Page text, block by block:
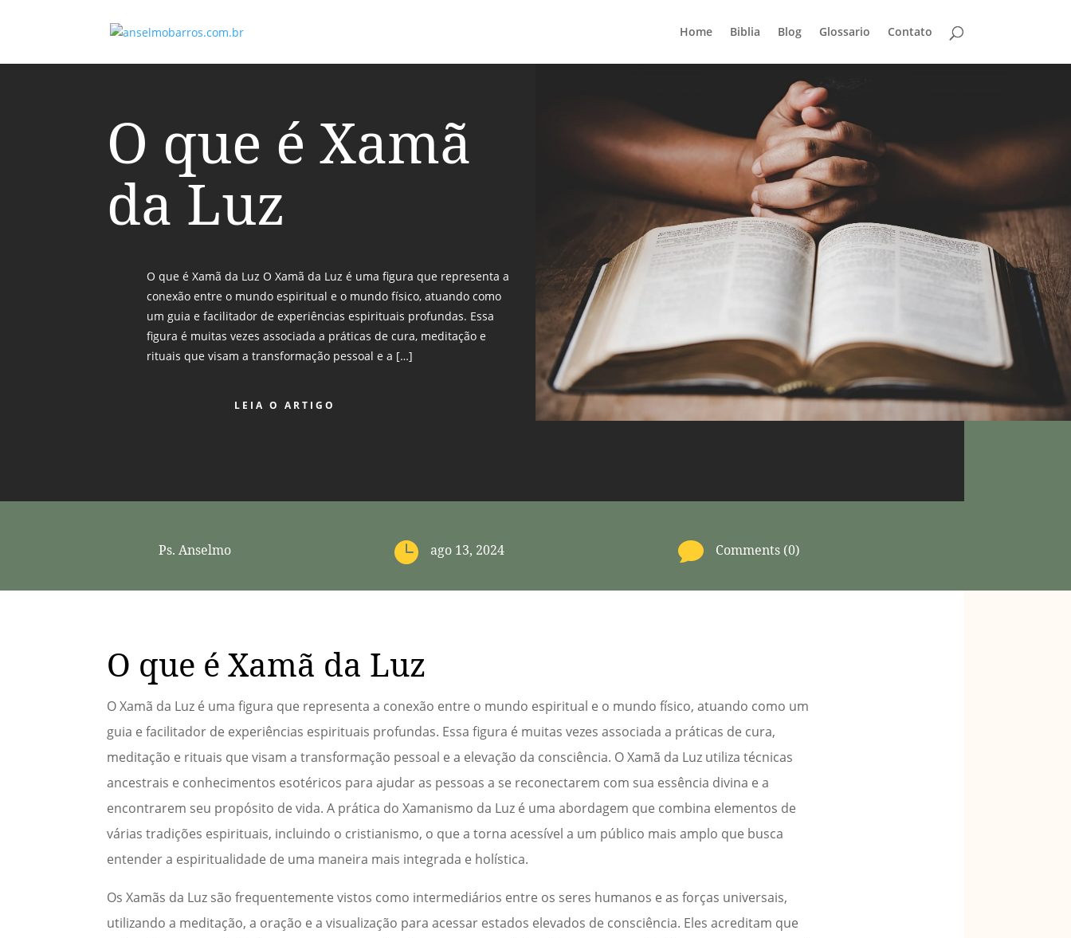
Home Biblia Blog Glossario Contato
O que é Xamã
da Luz
O que é Xamã da Luz O Xamã da Luz é uma figura que representa a
conexão entre o mundo espiritual e o mundo físico, atuando como
um guia e facilitador de experiências espirituais profundas. Essa
figura é muitas vezes associada a práticas de cura, meditação e
rituais que visam a transformação pessoal e a […]
LEIA O ARTIGO
Ps. Anselmo  ago 13, 2024  Comments (0)
O que é Xamã da Luz
O Xamã da Luz é uma figura que representa a conexão entre o mundo espiritual e o mundo físico, atuando como um
guia e facilitador de experiências espirituais profundas. Essa figura é muitas vezes associada a práticas de cura,
meditação e rituais que visam a transformação pessoal e a elevação da consciência. O Xamã da Luz utiliza técnicas
ancestrais e conhecimentos esotéricos para ajudar as pessoas a se reconectarem com sua essência divina e a
encontrarem seu propósito de vida. A prática do Xamanismo da Luz é uma abordagem que combina elementos de
várias tradições espirituais, incluindo o cristianismo, o que a torna acessível a um público mais amplo que busca
entender a espiritualidade de uma maneira mais integrada e holística.
Os Xamãs da Luz são frequentemente vistos como intermediários entre os seres humanos e as forças universais,
utilizando a meditação, a oração e a visualização para acessar estados elevados de consciência. Eles acreditam que